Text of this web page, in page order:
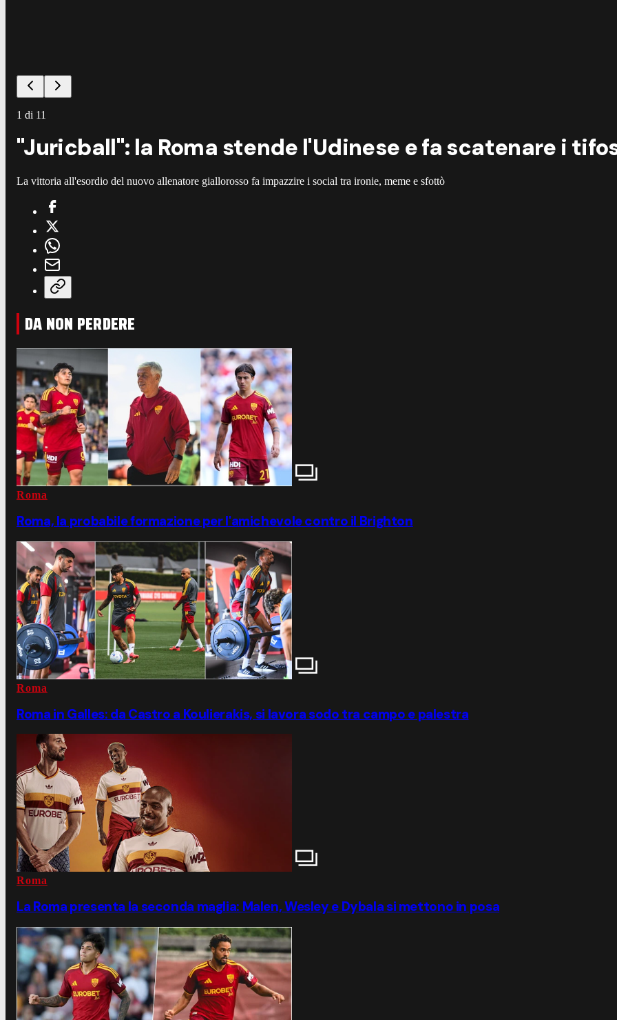
1 di 11
"Juricball": la Roma stende l'Udinese e fa scatenare i
La vittoria all'esordio del nuovo allenatore giallorosso fa impazzire i social tra ironie, meme e sfottò
DA NON PERDERE
Roma
Roma, la probabile formazione per l'amichevole contro il Brighton
Roma
Roma in Galles: da Castro a Koulierakis, si lavora sodo tra campo e palestra
Roma
La Roma presenta la seconda maglia: Malen, Wesley e Dybala si mettono in posa